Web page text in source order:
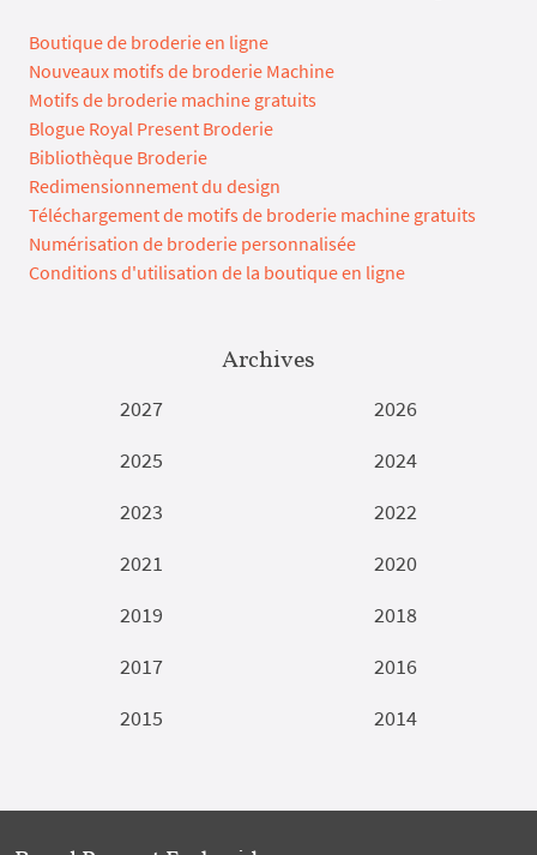
Boutique de broderie en ligne
Nouveaux motifs de broderie Machine
Motifs de broderie machine gratuits
Blogue Royal Present Broderie
Bibliothèque Broderie
Redimensionnement du design
Téléchargement de motifs de broderie machine gratuits
Numérisation de broderie personnalisée
Conditions d'utilisation de la boutique en ligne
Archives
2027
2026
2025
2024
2023
2022
2021
2020
2019
2018
2017
2016
2015
2014